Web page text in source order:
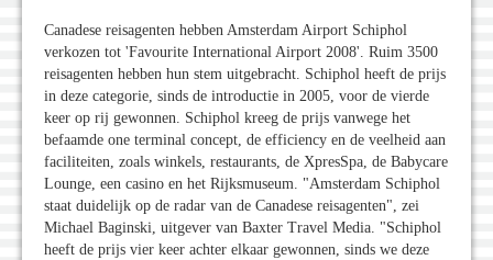
Canadese reisagenten hebben Amsterdam Airport Schiphol
verkozen tot 'Favourite International Airport 2008'. Ruim 3500
reisagenten hebben hun stem uitgebracht. Schiphol heeft de prijs
in deze categorie, sinds de introductie in 2005, voor de vierde
keer op rij gewonnen. Schiphol kreeg de prijs vanwege het
befaamde one terminal concept, de efficiency en de veelheid aan
faciliteiten, zoals winkels, restaurants, de XpresSpa, de Babycare
Lounge, een casino en het Rijksmuseum. "Amsterdam Schiphol
staat duidelijk op de radar van de Canadese reisagenten", zei
Michael Baginski, uitgever van Baxter Travel Media. "Schiphol
heeft de prijs vier keer achter elkaar gewonnen, sinds we deze